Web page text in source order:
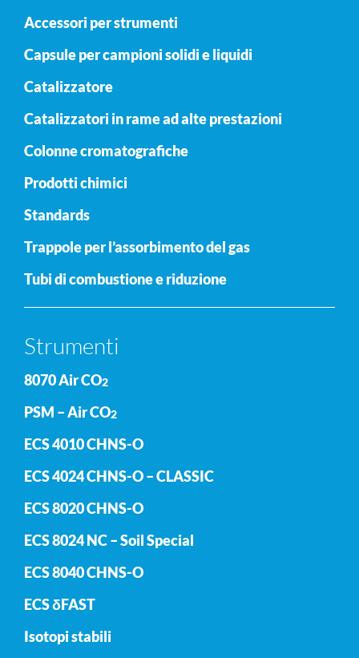
Accessori per strumenti
Capsule per campioni solidi e liquidi
Catalizzatore
Catalizzatori in rame ad alte prestazioni
Colonne cromatografiche
Prodotti chimici
Standards
Trappole per l’assorbimento del gas
Tubi di combustione e riduzione
Strumenti
8070 Air CO2
PSM – Air CO2
ECS 4010 CHNS-O
ECS 4024 CHNS-O – CLASSIC
ECS 8020 CHNS-O
ECS 8024 NC – Soil Special
ECS 8040 CHNS-O
ECS δFAST
Isotopi stabili